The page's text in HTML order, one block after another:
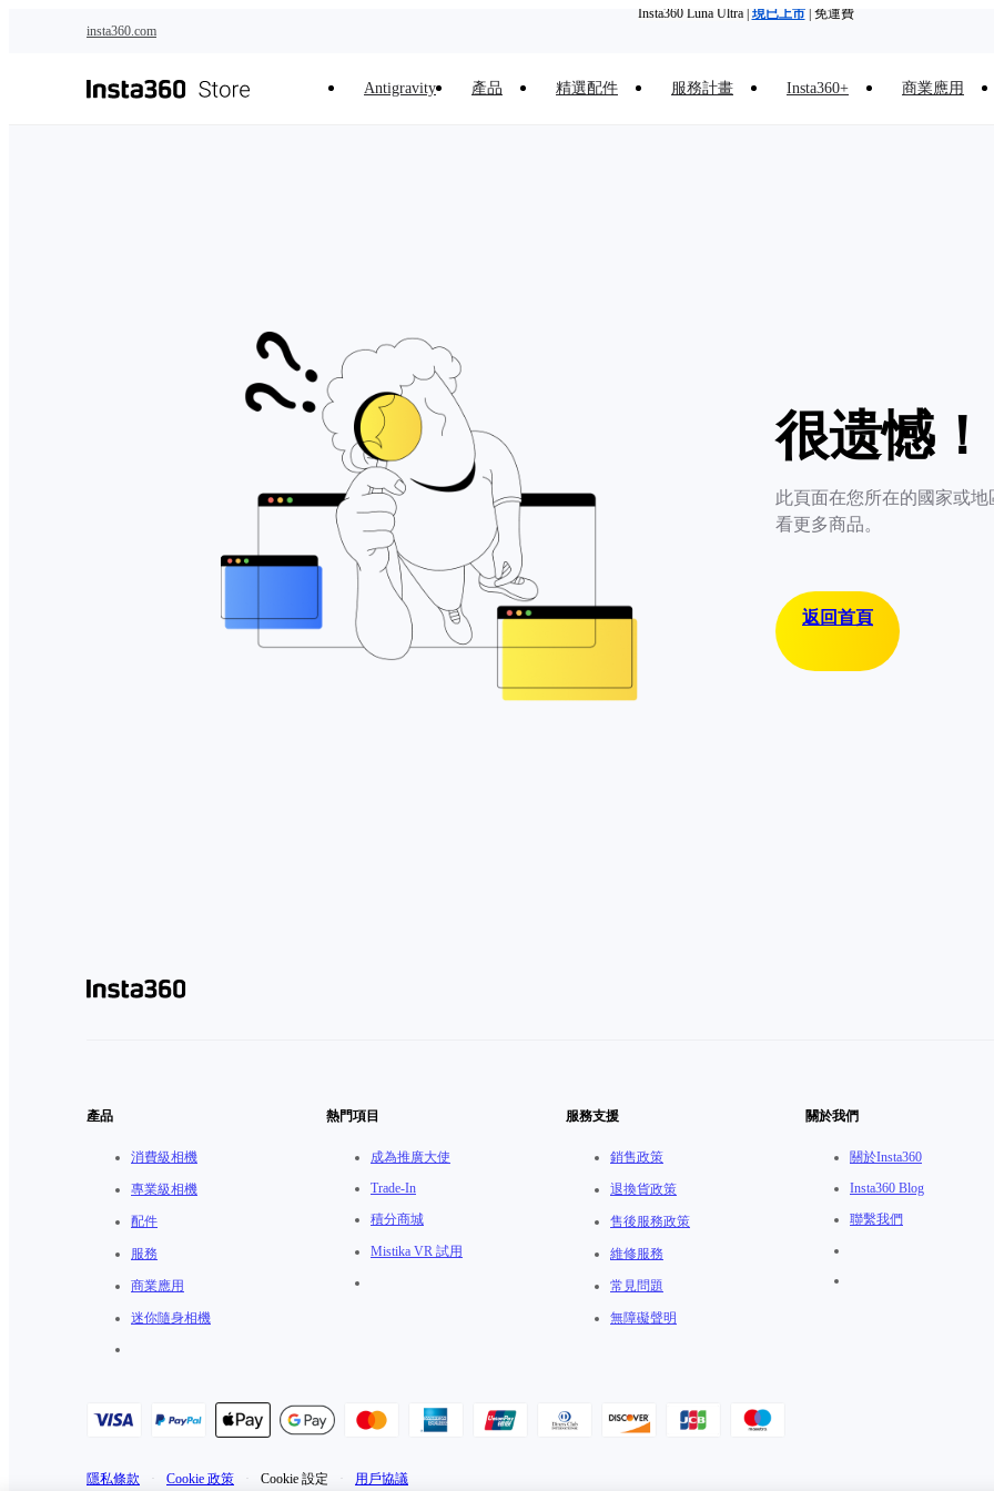
insta360.com
Insta360 Luna Ultra | 現已上市| 免運費
Antigravity 產品 精選配件 服務計畫 Insta360+ 商業應用
很遗憾！
此頁面在您所在的國家或
看更多商品。
返回首頁
產品
消費級相機
專業級相機
配件
服務
商業應用
迷你隨身相機
熱門項目
成為推廣大使
Trade-In
積分商城
Mistika VR 試用
服務支援
銷售政策
退換貨政策
售後服務政策
維修服務
常見問題
無障礙聲明
關於我們
關於Insta360
Insta360 Blog
聯繫我們
隱私條款 · Cookie 政策 · Cookie 設定 · 用戶協議